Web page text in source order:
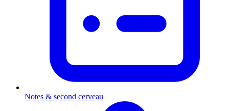
Notes & second cerveau